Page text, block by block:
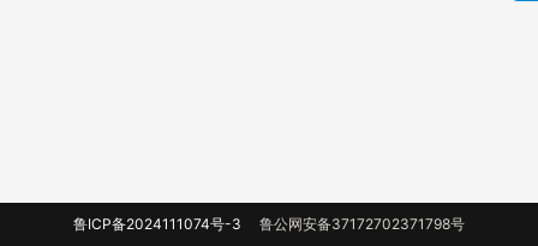
鲁ICP备2024111074号-3 鲁公网安备37172702371798号